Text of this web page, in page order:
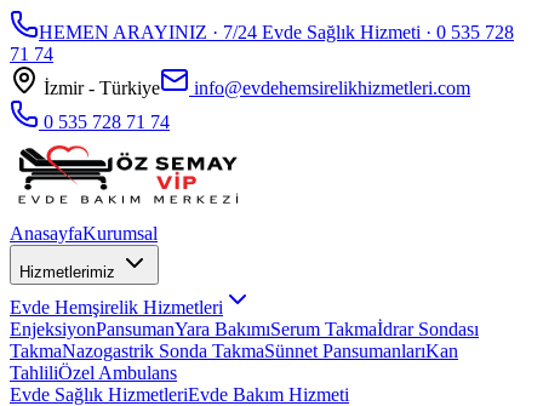
HEMEN ARAYINIZ · 7/24 Evde Sağlık Hizmeti · 0 535 728
71 74
İzmir - Türkiye
info@evdehemsirelikhizmetleri.com
0 535 728 71 74
AnasayfaKurumsal
Hizmetlerimiz
Evde Hemşirelik Hizmetleri
EnjeksiyonPansumanYara BakımıSerum Takmaİdrar Sondası
TakmaNazogastrik Sonda TakmaSünnet PansumanlarıKan
TahliliÖzel Ambulans
Evde Sağlık HizmetleriEvde Bakım Hizmeti